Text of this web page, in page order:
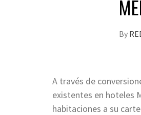
By
A través de
existentes en hoteles
habitaciones a su